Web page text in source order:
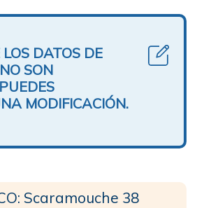
LOS DATOS DE
SON
MODIFICACIÓN.
Scaramouche 38